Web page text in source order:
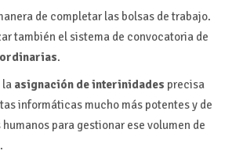
de completar las bolsas de trabajo.
también el sistema de convocatoria de
.
la asignación de interinidades precisa
informáticas mucho más potentes y de
para gestionar ese volumen de